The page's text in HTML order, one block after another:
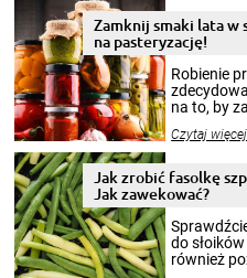
Zamknij smaki lata w
na pasteryzację!
Robienie
na to, by
pełni
miesięcy.
patenty,
Czytaj więcej
Jak zrobić fasolkę
Jak zawekować?
do
również